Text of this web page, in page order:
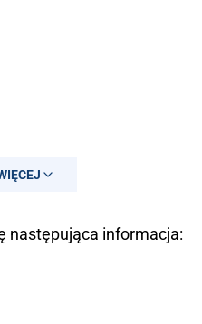
następująca informacja: